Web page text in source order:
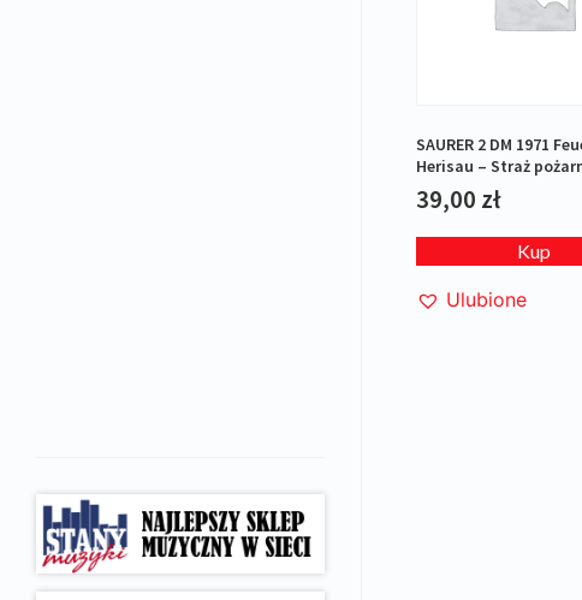
SAURER 2 DM 1971
Herisau – Straż
39,00 zł
Kup
Ulubione